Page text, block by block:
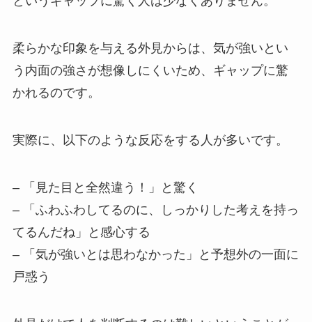
柔らかな印象を与える外見からは、気が強いとい
う内面の強さが想像しにくいため、ギャップに驚
かれるのです。
実際に、以下のような反応をする人が多いです。
– 「見た目と全然違う！」と驚く
– 「ふわふわしてるのに、しっかりした考えを持っ
てるんだね」と感心する
– 「気が強いとは思わなかった」と予想外の一面に
戸惑う